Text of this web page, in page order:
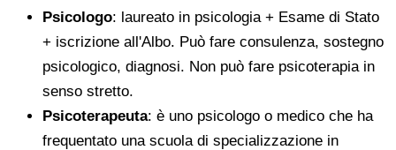
Psicologo: laureato in psicologia + Esame di Stato
+ iscrizione all'Albo. Può fare consulenza, sostegno
psicologico, diagnosi. Non può fare psicoterapia in
senso stretto.
Psicoterapeuta: è uno psicologo o medico che ha
frequentato una scuola di specializzazione in